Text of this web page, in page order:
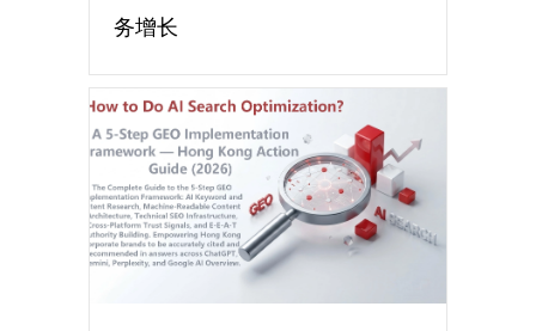
务增长